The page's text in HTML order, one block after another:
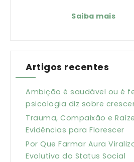
Saiba mais
Artigos recentes
Ambição é saudável ou é
psicologia diz sobre
Trauma, Compaixão e
Evidências para Florescer
Por Que Farmar Aura
Evolutiva do Status Social